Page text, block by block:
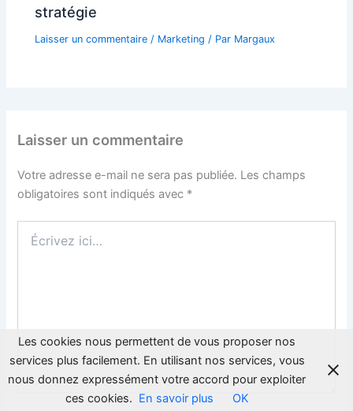
stratégie
Laisser un commentaire / Marketing / Par Margaux
Laisser un commentaire
Votre adresse e-mail ne sera pas publiée. Les champs
obligatoires sont indiqués avec *
ici…
Les cookies nous permettent de vous proposer nos
services plus facilement. En utilisant nos services, vous
nous donnez expressément votre accord pour exploiter
ces cookies. En savoir plus OK